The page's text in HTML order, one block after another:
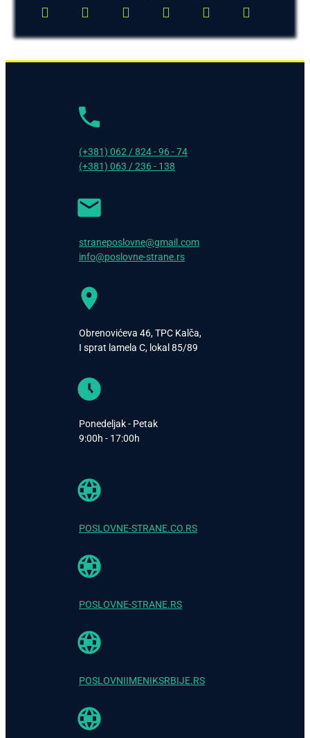
(+381) 062 / 824 - 96 - 74
(+381) 063 / 236 - 138
straneposlovne@gmail.com
info@poslovne-strane.rs
Obrenovićeva 46, TPC Kalča,
I sprat lamela C, lokal 85/89
Ponedeljak - Petak
9:00h - 17:00h
POSLOVNE-STRANE.CO.RS
POSLOVNE-STRANE.RS
POSLOVNIIMENIKSRBIJE.RS